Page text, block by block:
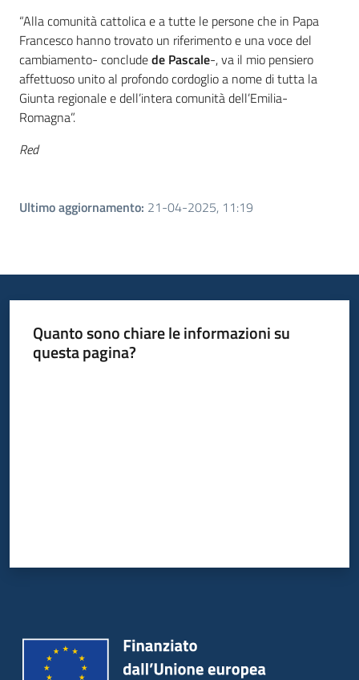
“Alla comunità cattolica e a tutte le persone che in Papa
Francesco hanno trovato un riferimento e una voce del
cambiamento- concludede Pascale-, va il mio pensiero
affettuoso unito al profondo cordoglio a nome di tutta la
Giunta regionale e dell’intera comunità dell’Emilia-
Romagna”.
Red
Ultimo aggiornamento: 21-04-2025, 11:19
Quanto sono chiare le informazioni su
questa pagina?